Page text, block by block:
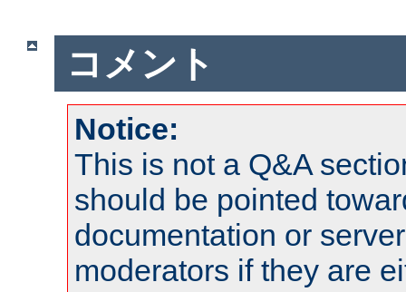
コメント
Notice:
This is not a Q&A
should be pointed
documentation or
moderators if they are